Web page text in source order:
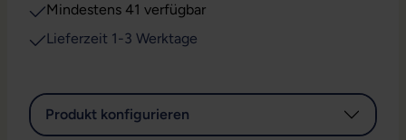
Mindestens 41 verfügbar
Lieferzeit 1-3 Werktage
Produkt konfigurieren